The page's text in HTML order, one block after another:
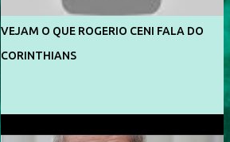
VEJAM O QUE ROGERIO CENI FALA DO
CORINTHIANS